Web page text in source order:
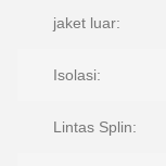
jaket luar:
Isolasi:
Lintas Splin: